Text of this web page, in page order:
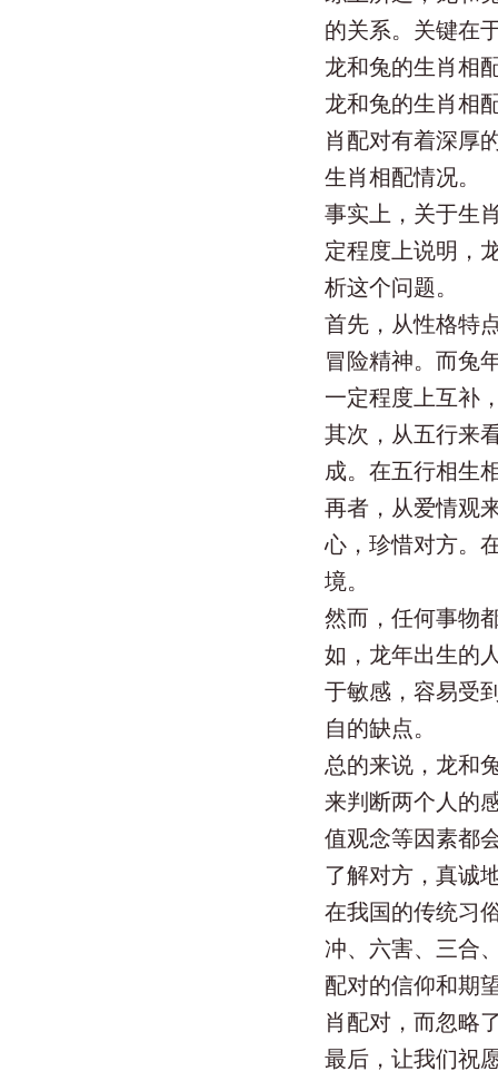
的关系。关键在
龙和兔的生肖相
龙和兔的生肖相
肖配对有着深厚
生肖相配情况。
事实上，关于生
定程度上说明，
析这个问题。
首先，从性格特
冒险精神。而兔
一定程度上互补
其次，从五行来
成。在五行相生
再者，从爱情观
心，珍惜对方。
境。
然而，任何事物
如，龙年出生的
于敏感，容易受
自的缺点。
总的来说，龙和
来判断两个人的
值观念等因素都
了解对方，真诚
在我国的传统习
冲、六害、三合
配对的信仰和期
肖配对，而忽略
最后，让我们祝